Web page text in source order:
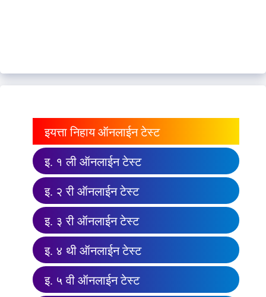
इयत्ता निहाय ऑनलाईन टेस्ट
इ. १ ली ऑनलाईन टेस्ट
इ. २ री ऑनलाईन टेस्ट
इ. ३ री ऑनलाईन टेस्ट
इ. ४ थी ऑनलाईन टेस्ट
इ. ५ वी ऑनलाईन टेस्ट